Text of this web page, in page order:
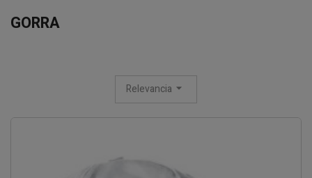
GORRA
Relevancia